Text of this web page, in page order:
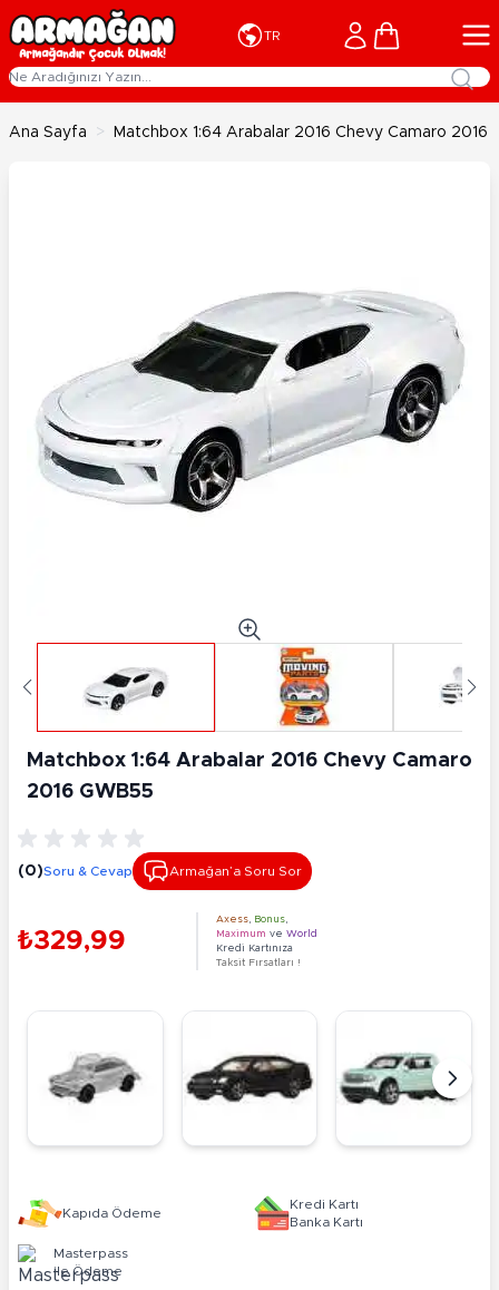
İçeriğe geç
TR Cart
Ana Sayfa > Matchbox 1:64 Arabalar 2016 Chevy Camaro 2016
Matchbox 1:64 Arabalar 2016 Chevy Camaro
2016 GWB55
(0)Soru & Cevap Armağan’a Soru Sor
₺329,99
Axess Bonus
Maximum ve World
Kredi Kartınıza
Taksit Fırsatları !
Kapıda Ödeme
Kredi Kartı
Banka Kartı
Masterpass
ile Ödeme